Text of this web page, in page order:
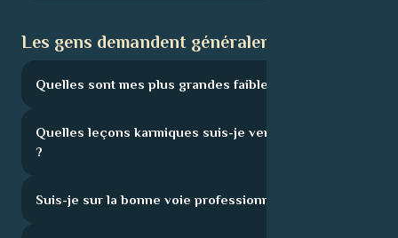
Les gens demandent généralement :
Quelles sont mes plus grandes faiblesses ?
Quelles leçons karmiques suis-je venu apprendre
?
Suis-je sur la bonne voie professionnelle ?